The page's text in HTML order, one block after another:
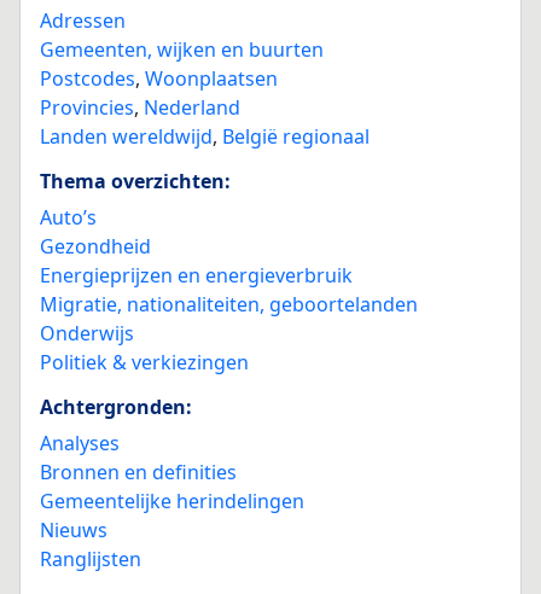
Adressen
Gemeenten, wijken en buurten
Postcodes, Woonplaatsen
Provincies, Nederland
Landen wereldwijd, België regionaal
Thema overzichten:
Auto’s
Gezondheid
Energieprijzen en energieverbruik
Migratie, nationaliteiten, geboortelanden
Onderwijs
Politiek & verkiezingen
Achtergronden:
Analyses
Bronnen en definities
Gemeentelijke herindelingen
Nieuws
Ranglijsten